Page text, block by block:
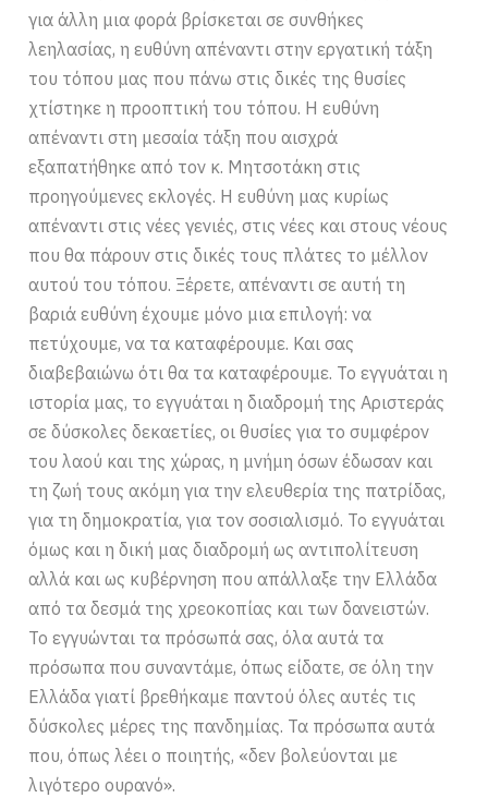
για άλλη μια φορά βρίσκεται σε συνθήκες
λεηλασίας, η ευθύνη απέναντι στην εργατική τάξη
του τόπου μας που πάνω στις δικές της θυσίες
χτίστηκε η προοπτική του τόπου. Η ευθύνη
απέναντι στη μεσαία τάξη που αισχρά
εξαπατήθηκε από τον κ. Μητσοτάκη στις
προηγούμενες εκλογές. Η ευθύνη μας κυρίως
απέναντι στις νέες γενιές, στις νέες και στους νέους
που θα πάρουν στις δικές τους πλάτες το μέλλον
αυτού του τόπου. Ξέρετε, απέναντι σε αυτή τη
βαριά ευθύνη έχουμε μόνο μια επιλογή: να
πετύχουμε, να τα καταφέρουμε. Και σας
διαβεβαιώνω ότι θα τα καταφέρουμε. Το εγγυάται η
ιστορία μας, το εγγυάται η διαδρομή της Αριστεράς
σε δύσκολες δεκαετίες, οι θυσίες για το συμφέρον
του λαού και της χώρας, η μνήμη όσων έδωσαν και
τη ζωή τους ακόμη για την ελευθερία της πατρίδας,
για τη δημοκρατία, για τον σοσιαλισμό. Το εγγυάται
όμως και η δική μας διαδρομή ως αντιπολίτευση
αλλά και ως κυβέρνηση που απάλλαξε την Ελλάδα
από τα δεσμά της χρεοκοπίας και των δανειστών.
Το εγγυώνται τα πρόσωπά σας, όλα αυτά τα
πρόσωπα που συναντάμε, όπως είδατε, σε όλη την
Ελλάδα γιατί βρεθήκαμε παντού όλες αυτές τις
δύσκολες μέρες της πανδημίας. Τα πρόσωπα αυτά
που, όπως λέει ο ποιητής, «δεν βολεύονται με
λιγότερο ουρανό».